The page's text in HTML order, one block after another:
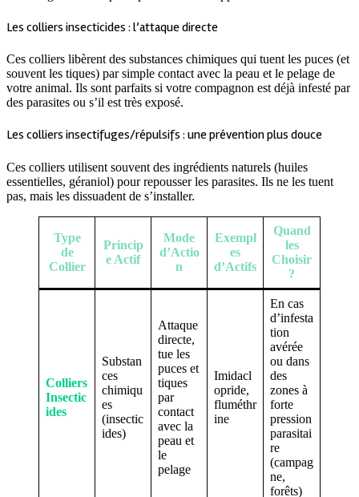
Les colliers insecticides : l’attaque directe
Ces colliers libèrent des substances chimiques qui tuent les puces (et
souvent les tiques) par simple contact avec la peau et le pelage de
votre animal. Ils sont parfaits si votre compagnon est déjà infesté par
des parasites ou s’il est très exposé.
Les colliers insectifuges/répulsifs : une prévention plus douce
Ces colliers utilisent souvent des ingrédients naturels (huiles
essentielles, géraniol) pour repousser les parasites. Ils ne les tuent
pas, mais les dissuadent de s’installer.
Type
de
Collier
Princip
e Actif
Mode
d’Actio
n
Exempl
es
d’Actifs
Quand
les
Choisir
?
Colliers
Insectic
ides
Substan
ces
chimiqu
es
(insectic
ides)
Attaque
directe,
tue les
puces et
tiques
par
contact
avec la
peau et
le
pelage
Imidacl
opride,
fluméthr
ine
En cas
d’infesta
tion
avérée
ou dans
des
zones à
forte
pression
parasitai
re
(campag
ne,
forêts)